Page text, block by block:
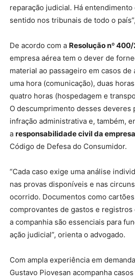
reparação judicial. Há
sentido nos tribunais de todo o
De acordo com a Resolução nº
empresa aérea tem o dever de
material ao passageiro em casos
uma hora (comunicação), duas
quatro horas (hospedagem e
O descumprimento desses deveres
infração administrativa e, também,
a responsabilidade civil da empresa
Código de Defesa do Consumidor.
“Cada caso exige uma análise
nas provas disponíveis e nas
ocorrido. Documentos como
comprovantes de gastos e registros
a companhia são essenciais para
ação judicial”, orienta o advogado.
Com ampla experiência em
Gustavo Piovesan acompanha